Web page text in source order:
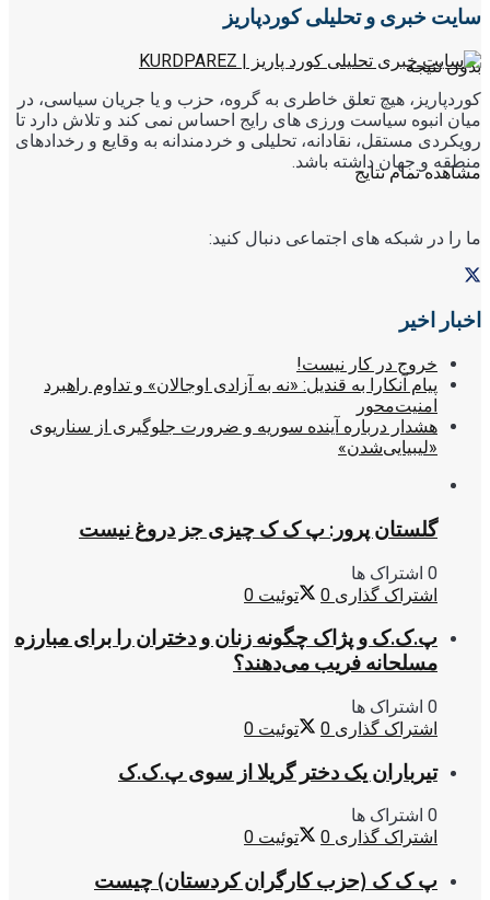
بدون نتیجه
مشاهده تمام نتایج
سایت خبری و تحلیلی کوردپاریز
کوردپاریز، هیچ تعلق خاطری به گروه، حزب و یا جریان سیاسی، در
میان انبوه سیاست ورزی های رایج احساس نمی کند و تلاش دارد تا
رویکردی مستقل، نقادانه، تحلیلی و خردمندانه به وقایع و رخدادهای
منطقه و جهان داشته باشد.
ما را در شبکه های اجتماعی دنبال کنید:
اخبار اخیر
خروج در کار نیست!
پیام آنکارا به قندیل: «نه به آزادی اوجالان» و تداوم راهبرد
امنیت‌محور
هشدار درباره آینده سوریه و ضرورت جلوگیری از سناریوی
«لیبیایی‌شدن»
گلستان پرور: پ ک ک چیزی جز دروغ نیست
0 اشتراک ها
اشتراک گذاری 0 توئیت 0
پ.ک.ک و پژاک چگونه زنان و دختران را برای مبارزه
مسلحانه فریب می‌دهند؟
0 اشتراک ها
اشتراک گذاری 0 توئیت 0
تیرباران یک دختر گریلا از سوی پ.ک.ک
0 اشتراک ها
اشتراک گذاری 0 توئیت 0
پ ک ک (حزب کارگران کردستان) چیست